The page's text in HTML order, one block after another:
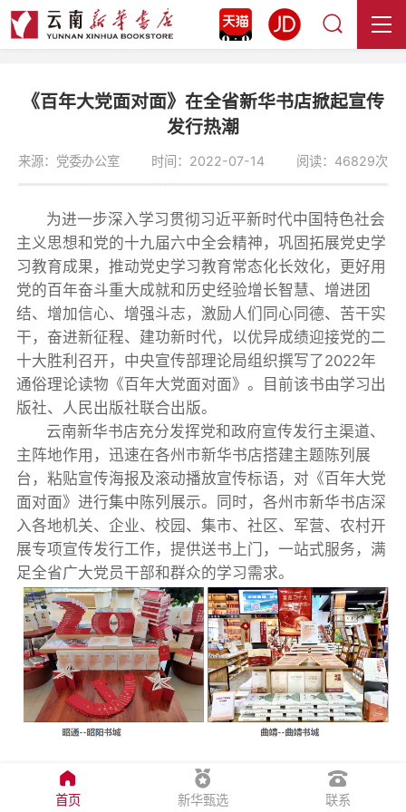
《百年大党面对面》在全省新华书店掀起宣传
发行热潮
来源：党委办公室 时间：2022-07-14 阅读：46829次
为进一步深入学习贯彻习近平新时代中国特色社会
主义思想和党的十九届六中全会精神，巩固拓展党史学
习教育成果，推动党史学习教育常态化长效化，更好用
党的百年奋斗重大成就和历史经验增长智慧、增进团
结、增加信心、增强斗志，激励人们同心同德、苦干实
干，奋进新征程、建功新时代，以优异成绩迎接党的二
十大胜利召开，中央宣传部理论局组织撰写了2022年
通俗理论读物《百年大党面对面》。目前该书由学习出
版社、人民出版社联合出版。
云南新华书店充分发挥党和政府宣传发行主渠道、
主阵地作用，迅速在各州市新华书店搭建主题陈列展
台，粘贴宣传海报及滚动播放宣传标语，对《百年大党
面对面》进行集中陈列展示。同时，各州市新华书店深
入各地机关、企业、校园、集市、社区、军营、农村开
展专项宣传发行工作，提供送书上门，一站式服务，满
足全省广大党员干部和群众的学习需求。
首页 新华甄选 联系